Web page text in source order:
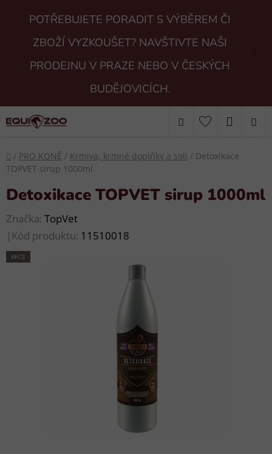
POTŘEBUJETE PORADIT S VÝBĚREM ČI
ZBOŽÍ VYZKOUŠET? NAVŠTIVTE NAŠI
PRODEJNU V PRAZE NEBO V ČESKÝCH
BUDĚJOVICÍCH.
Hledat
KOŠÍK
Domů
/ PRO KONĚ / Krmiva, krmné doplňky a soli / Detoxikace
TOPVET sirup 1000ml
Detoxikace TOPVET sirup 1000ml
Značka: TopVet
| Kód produktu: 11510018
AKCE